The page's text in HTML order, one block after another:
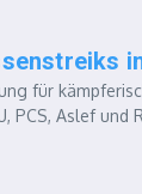
für
PCS, Aslef